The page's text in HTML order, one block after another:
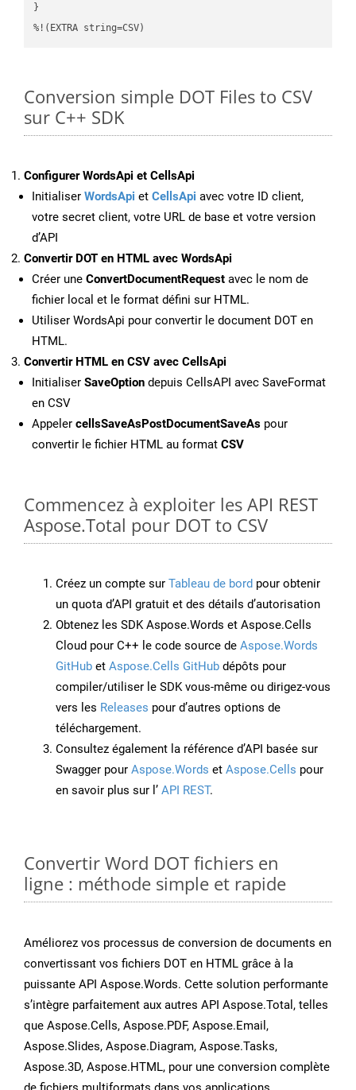
}
%!(EXTRA string=CSV)
Conversion simple DOT Files to CSV
sur C++ SDK
Configurer WordsApi et CellsApi
Initialiser WordsApi et CellsApi avec votre ID client,
votre secret client, votre URL de base et votre version
d’API
Convertir DOT en HTML avec WordsApi
Créer une ConvertDocumentRequest avec le nom de
fichier local et le format défini sur HTML.
Utiliser WordsApi pour convertir le document DOT en
HTML.
Convertir HTML en CSV avec CellsApi
Initialiser SaveOption depuis CellsAPI avec SaveFormat
en CSV
Appeler cellsSaveAsPostDocumentSaveAs pour
convertir le fichier HTML au format CSV
Commencez à exploiter les API REST
Aspose.Total pour DOT to CSV
Créez un compte sur Tableau de bord pour obtenir
un quota d’API gratuit et des détails d’autorisation
Obtenez les SDK Aspose.Words et Aspose.Cells
Cloud pour C++ le code source de Aspose.Words
GitHub et Aspose.Cells GitHub dépôts pour
compiler/utiliser le SDK vous-même ou dirigez-vous
vers les Releases pour d’autres options de
téléchargement.
Consultez également la référence d’API basée sur
Swagger pour Aspose.Words et Aspose.Cells pour
en savoir plus sur l’ API REST.
Convertir Word DOT fichiers en
ligne : méthode simple et rapide
Améliorez vos processus de conversion de documents en
convertissant vos fichiers DOT en HTML grâce à la
puissante API Aspose.Words. Cette solution performante
s’intègre parfaitement aux autres API Aspose.Total, telles
que Aspose.Cells, Aspose.PDF, Aspose.Email,
Aspose.Slides, Aspose.Diagram, Aspose.Tasks,
Aspose.3D, Aspose.HTML, pour une conversion complète